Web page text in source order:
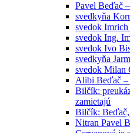
Pavel Beďač
svedkyňa
svedok
svedok Ing.
svedok Ivo
svedkyňa
svedok Milan
Alibi Beďač –
Bilčík:
zamietajú
Bilčík: Beďač,
Nitran Pavel